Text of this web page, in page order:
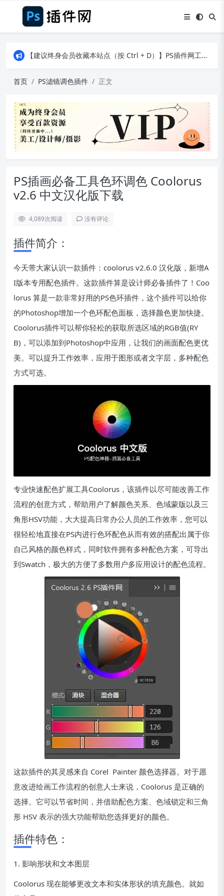
【建议终身会员收藏本站点（按 Ctrl + D）】PS插件网工作日8：30准时更新！（特殊原因除外）
【建议终身会员收藏本站点（按 Ctrl + D）】PS插件网工作日8：30准时更新！（特殊原因除外）
首页 PS滤镜调色插件 正文
PS插画必备工具色环调色 Coolorus
v2.6 中文汉化版下载
4,089次阅读 没有评论
插件简介：
今天带大家认识一款插件：coolorus v2.6.0 汉化版，新增A
I版本专用配色插件。这款插件算是设计师必备插件了！Coo
lorus 算是一款非常好用的PS色环插件，这个插件可以给你
的Photoshop增加一个色环配色面板，选择颜色更加快捷。
Coolorus插件可以帮你轻松的获取所选区域的RGB值(RY
B)，可以添加到Photoshop中应用，让我们的画面配色更优
美。可以提升工作效率，应用于图形或者文字层，多种配色
方式可选。
专业快速配色扩展工具Coolorus，该插件以尽可能改善工作
流程的创意方式，帮助用户了解颜色关系、色域蒙版以及三
角形HSV功能，大大提高日常办公人员的工作效率，您可以
很轻松地直接在PS内进行色环配色从而有效的搭配出属于你
自己风格的颜色样式，同时软件拥有多种配色方案，可导出
到Swatch，极大的方便了多数用户多应用设计的配色流程。
这款插件的其灵感来自 Corel Painter 颜色选择器。对于愿
意改进绘画工作流程的创意人士来说，Coolorus 是正确的
选择。它可以节省时间，并借助配色方案、色域锁定和三角
形 HSV 表示的强大功能帮助您选择更好的颜色。
插件特色：
1. 影响形状和文本图层
Coolorus 现在能够更改文本和实体形状的填充颜色。就如